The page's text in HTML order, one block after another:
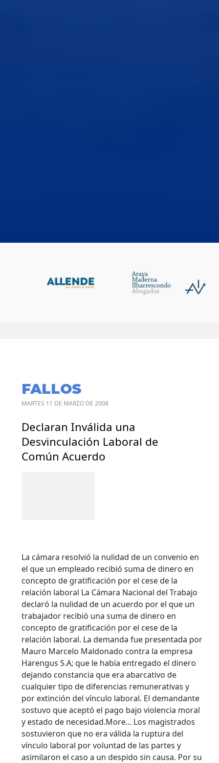
FALLOS
MARTES 11 DE MARZO DE 2008
Declaran Inválida una
Desvinculación Laboral de
Común Acuerdo
La cámara resolvió la nulidad de un convenio en
el que un empleado recibió suma de dinero en
concepto de gratificación por el cese de la
relación laboral La Cámara Nacional del Trabajo
declaró la nulidad de un acuerdo por el que un
trabajador recibió una suma de dinero en
concepto de gratificación por el cese de la
relación laboral. La demanda fue presentada por
Mauro Marcelo Maldonado contra la empresa
Harengus S.A; que le había entregado el dinero
dejando constancia que era abarcativo de
cualquier tipo de diferencias remunerativas y
por extinción del vínculo laboral. El demandante
sostuvo que aceptó el pago bajo violencia moral
y estado de necesidad.More... Los magistrados
sostuvieron que no era válida la ruptura del
vínculo laboral por voluntad de las partes y
asimilaron el caso a un despido sin causa. Por su